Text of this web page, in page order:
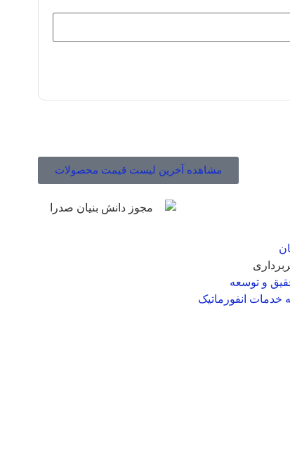
مشاهده آخرین لیست قیمت محصولات
و توسعه
خدمات انفورماتیک